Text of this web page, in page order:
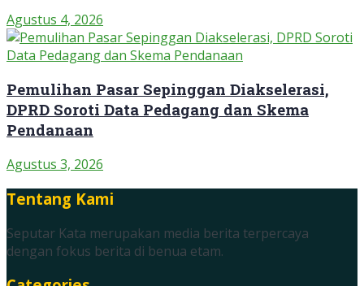
Agustus 4, 2026
Pemulihan Pasar Sepinggan Diakselerasi,
DPRD Soroti Data Pedagang dan Skema
Pendanaan
Agustus 3, 2026
Tentang Kami
Seputar Kata merupakan media berita terpercaya
dengan fokus berita di benua etam.